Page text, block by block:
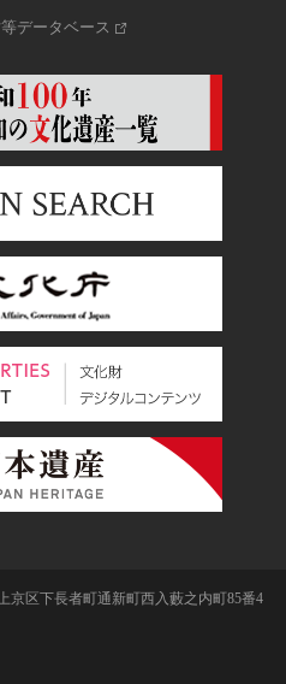
データベース
区下長者町通新町西入藪之内町85番4